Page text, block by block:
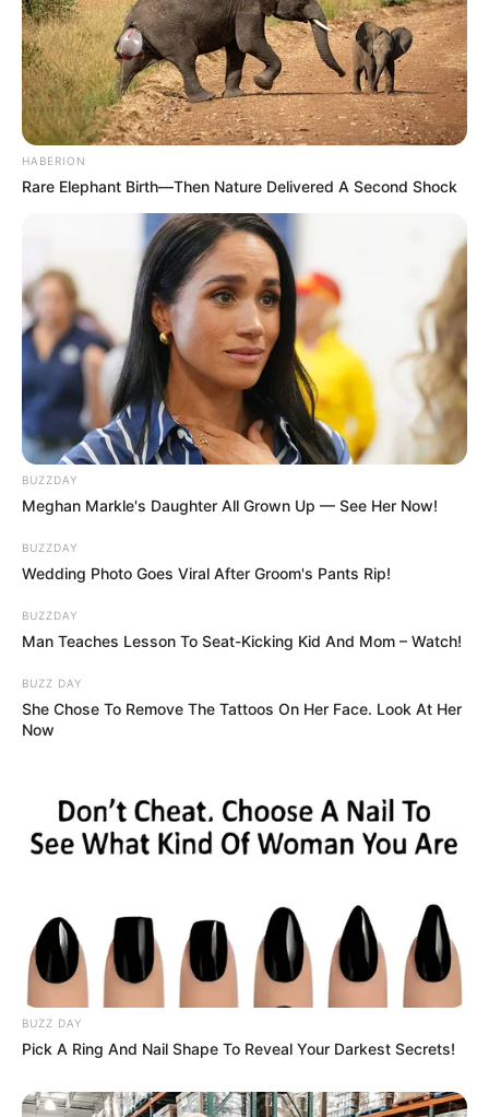
HABERION
Rare Elephant Birth—Then Nature Delivered A Second Shock
BUZZDAY
Meghan Markle's Daughter All Grown Up — See Her Now!
BUZZDAY
Wedding Photo Goes Viral After Groom's Pants Rip!
BUZZDAY
Man Teaches Lesson To Seat-Kicking Kid And Mom – Watch!
BUZZ DAY
She Chose To Remove The Tattoos On Her Face. Look At Her
Now
BUZZ DAY
Pick A Ring And Nail Shape To Reveal Your Darkest Secrets!